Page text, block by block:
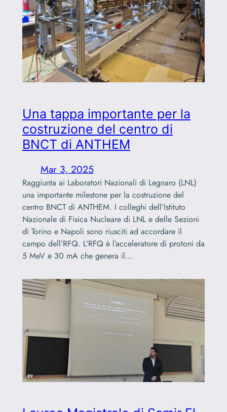
Una tappa importante per la
costruzione del centro di
BNCT di ANTHEM
Mar 3, 2025
Raggiunta ai Laboratori Nazionali di Legnaro (LNL)
una importante milestone per la costruzione del
centro BNCT di ANTHEM. I colleghi dell’Istituto
Nazionale di Fisica Nucleare di LNL e delle Sezioni
di Torino e Napoli sono riusciti ad accordare il
campo dell’RFQ. L’RFQ è l’acceleratore di protoni da
5 MeV e 30 mA che genera il…